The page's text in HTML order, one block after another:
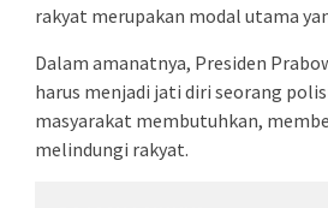
rakyat merupakan modal utama
Dalam amanatnya, Presiden
harus menjadi jati diri seorang
masyarakat membutuhkan,
melindungi rakyat.